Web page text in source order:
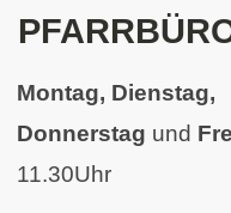
Montag, Dienstag,
Donnerstag und
11.30Uhr